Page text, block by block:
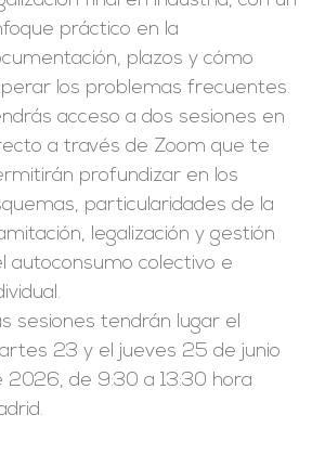
práctico en la
plazos y cómo
los problemas frecuentes.
acceso a dos sesiones en
a través de Zoom que te
profundizar en los
particularidades de la
legalización y gestión
autoconsumo colectivo e
sesiones tendrán lugar el
23 y el jueves 25 de junio
2026, de 9:30 a 13:30 hora